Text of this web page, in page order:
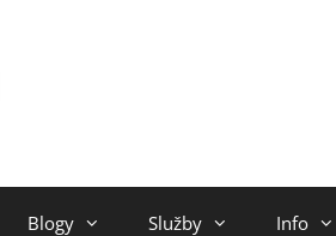
Blogy Služby Info